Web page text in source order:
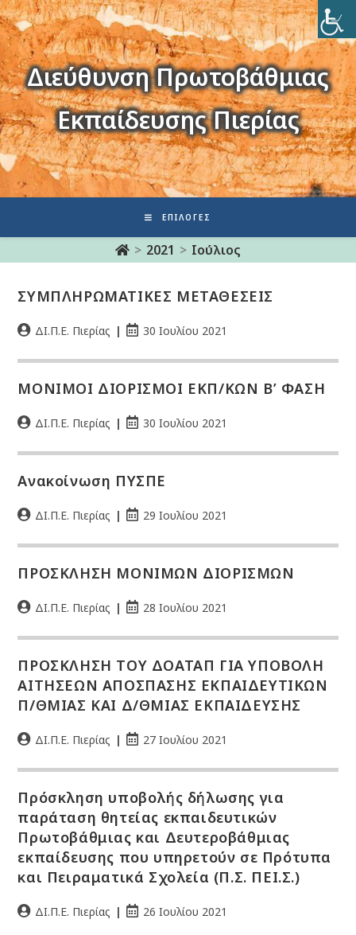
Διεύθυνση Πρωτοβάθμιας
Εκπαίδευσης Πιερίας
ΕΠΙΛΟΓΈΣ
> 2021 > Ιούλιος
ΣΥΜΠΛΗΡΩΜΑΤΙΚΕΣ ΜΕΤΑΘΕΣΕΙΣ
ΔΙ.Π.Ε. Πιερίας 30 Ιουλίου 2021
ΜΟΝΙΜΟΙ ΔΙΟΡΙΣΜΟΙ ΕΚΠ/ΚΩΝ Β’ ΦΑΣΗ
ΔΙ.Π.Ε. Πιερίας 30 Ιουλίου 2021
Ανακοίνωση ΠΥΣΠΕ
ΔΙ.Π.Ε. Πιερίας 29 Ιουλίου 2021
ΠΡΟΣΚΛΗΣΗ ΜΟΝΙΜΩΝ ΔΙΟΡΙΣΜΩΝ
ΔΙ.Π.Ε. Πιερίας 28 Ιουλίου 2021
ΠΡΟΣΚΛΗΣΗ ΤΟΥ ΔΟΑΤΑΠ ΓΙΑ ΥΠΟΒΟΛΗ
ΑΙΤΗΣΕΩΝ ΑΠΟΣΠΑΣΗΣ ΕΚΠΑΙΔΕΥΤΙΚΩΝ
Π/ΘΜΙΑΣ ΚΑΙ Δ/ΘΜΙΑΣ ΕΚΠΑΙΔΕΥΣΗΣ
ΔΙ.Π.Ε. Πιερίας 27 Ιουλίου 2021
Πρόσκληση υποβολής δήλωσης για
παράταση θητείας εκπαιδευτικών
Πρωτοβάθμιας και Δευτεροβάθμιας
εκπαίδευσης που υπηρετούν σε Πρότυπα
και Πειραματικά Σχολεία (Π.Σ. ΠΕΙ.Σ.)
ΔΙ.Π.Ε. Πιερίας 26 Ιουλίου 2021